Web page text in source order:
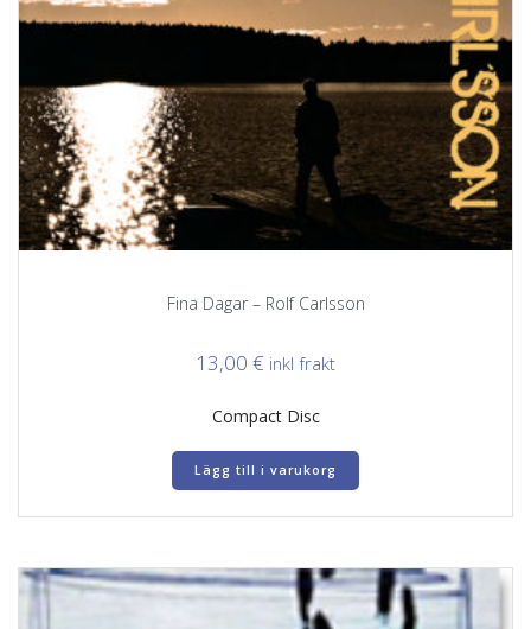
Fina Dagar – Rolf Carlsson
13,00 € inkl frakt
Compact Disc
Lägg till i varukorg